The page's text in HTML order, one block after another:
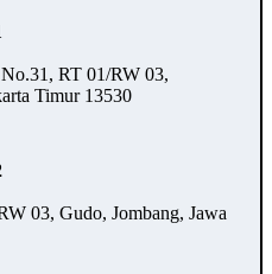
RT 01/RW 03,
Timur 13530
03, Gudo, Jombang, Jawa